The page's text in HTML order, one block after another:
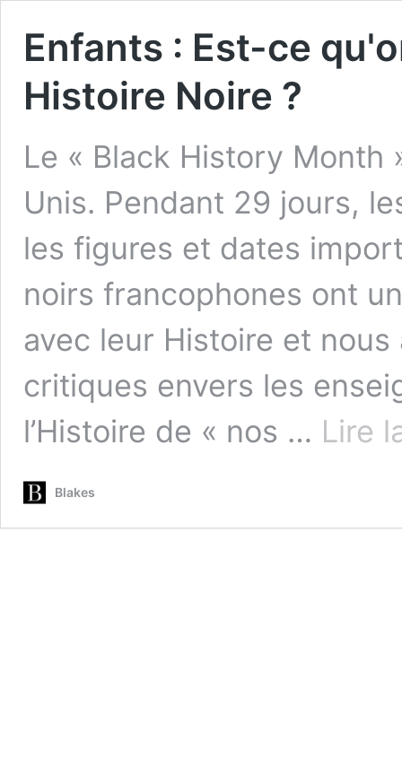
Enfants : Est-ce
Histoire Noire ?
Le « Black History
Unis. Pendant 29 jours,
les figures et dates
noirs francophones ont
avec leur Histoire et
critiques envers les
l’Histoire de « nos … Lire
Blakes